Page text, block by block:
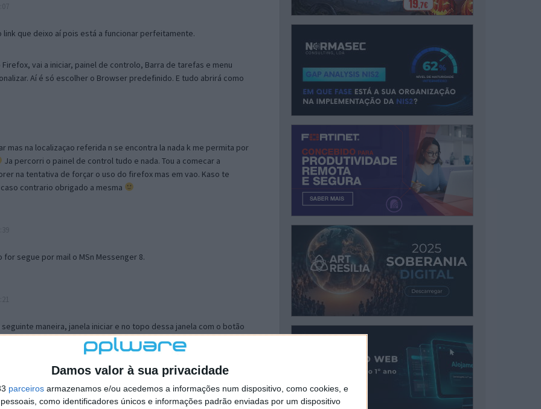
Damos valor à sua privacidade
parceiros armazenamos e/ou acedemos a informações num dispositivo, como cookies, e
como identificadores únicos e informações padrão enviadas por um dispositivo
que deixo aí pois está a funcionar perfeitamente.
vai a iniciar, painel de controlo, Barra de tarefas e menu
Aí é só escolher o Browser predefinido. E tudo abrirá como
mas na localizaçao referida n se encontra la nada k me permita por
Ja percorri o painel de control tudo e nada. Tou a comecar a
na tentativa de forçar o uso do firefox mas em vao. Kaso te
contrario obrigado a mesma
for segue por mail o MSn Messenger 8.
maneira, janela iniciar e no topo dessa janela com o botão
separador Menu ‘Iniciar’ clica no botão ‘Personalizar’ aí
escolheres o Browser com que queres navegar e o gestor de
ao teu Firefox e nas ferramentas ou tools escolhes ‘Opções’ ou
e logo perto do fim encontras um local para colocares um visto
é o browser predefinido.